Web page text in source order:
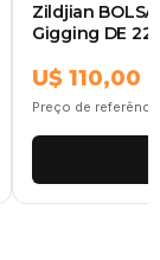
Zildjian
Gigging DE
U$ 110,00
Preço de referência